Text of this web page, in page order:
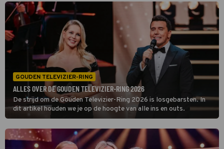
GOUDEN TELEVIZIER-RING
ALLES OVER DE GOUDEN TELEVIZIER-RING 2026
De strijd om de Gouden Televizier-Ring 2026 is losgebarsten. In
dit artikel houden we je op de hoogte van alle ins en outs.